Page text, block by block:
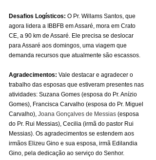
Desafios Logísticos: O Pr. Willams Santos, que
agora lidera a IBBFB em Assaré, mora em Crato
CE, a 90 km de Assaré. Ele precisa se deslocar
para Assaré aos domingos, uma viagem que
demanda recursos que atualmente são escassos.
Agradecimentos: Vale destacar e agradecer o
trabalho das esposas que estiveram presentes nas
atividades: Suzana Gomes (esposa do Pr. Anízio
Gomes), Francisca Carvalho (esposa do Pr. Miguel
Carvalho), Joana Gonçalves de Messias (esposa
do Pr. Rui Messias), Cecilia (irmã do pastor Rui
Messias). Os agradecimentos se estendem aos
irmãos Elizeu Gino e sua esposa, irmã Edilandia
Gino, pela dedicação ao serviço do Senhor.